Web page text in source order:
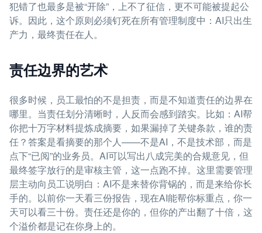
犯错了也最多是被“开除”，上不了征信，更不可能被提起公
诉。因此，这个原则必须钉死在所有管理制度中：AI只出生
产力，最终责任在人。
责任边界的艺术
很多时候，员工最怕的不是担责，而是不知道责任的边界在
哪里。当责任划分清晰时，人反而会感到踏实。比如：AI帮
你把十万字材料提炼成摘要，如果漏掉了关键条款，谁的责
任？答案是看摘要的那个人——不是AI，不是技术部，而是
点下“已阅”的业务员。AI可以写出八成完美的合规意见，但
最终签字放行的是审核主管，这一点跑不掉。这里需要管理
层主动向员工说明白：AI不是来替你背锅的，而是来给你长
手的。以前你一天看三份报告，现在AI能帮你标重点，你一
天可以看三十份。责任还是你的，但你的产出翻了十倍，这
个溢价都是记在你身上的。